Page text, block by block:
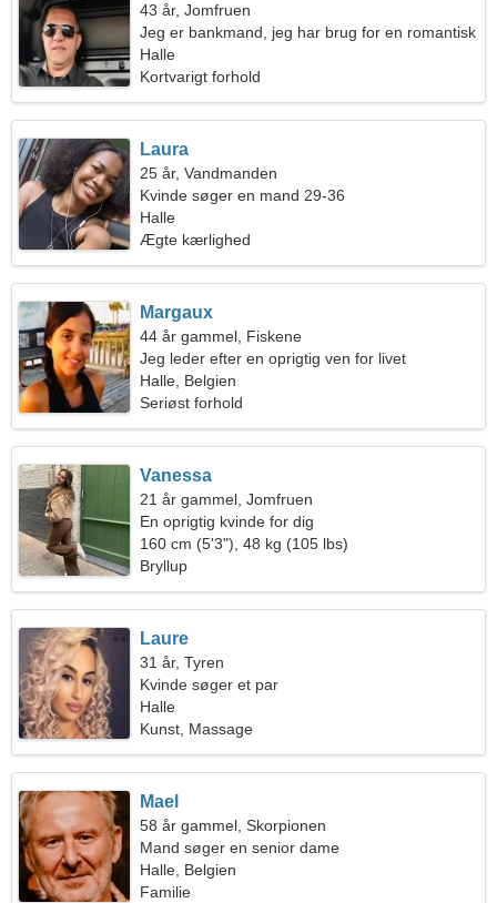
43 år, Jomfruen
Jeg er bankmand, jeg har brug for en romantisk
kvinde
Halle
Kortvarigt forhold
Laura
25 år, Vandmanden
Kvinde søger en mand 29-36
Halle
Ægte kærlighed
Margaux
44 år gammel, Fiskene
Jeg leder efter en oprigtig ven for livet
Halle, Belgien
Seriøst forhold
Vanessa
21 år gammel, Jomfruen
En oprigtig kvinde for dig
160 cm (5'3"), 48 kg (105 lbs)
Bryllup
Laure
31 år, Tyren
Kvinde søger et par
Halle
Kunst, Massage
Mael
58 år gammel, Skorpionen
Mand søger en senior dame
Halle, Belgien
Familie